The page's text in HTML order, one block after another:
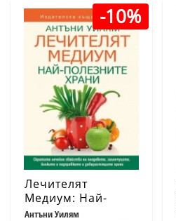
-10%
Лечителят
Медиум: Най-
полезните храни
Антъни Уилям